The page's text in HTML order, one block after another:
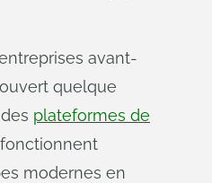
avant-
quelque
plateformes de
modernes en